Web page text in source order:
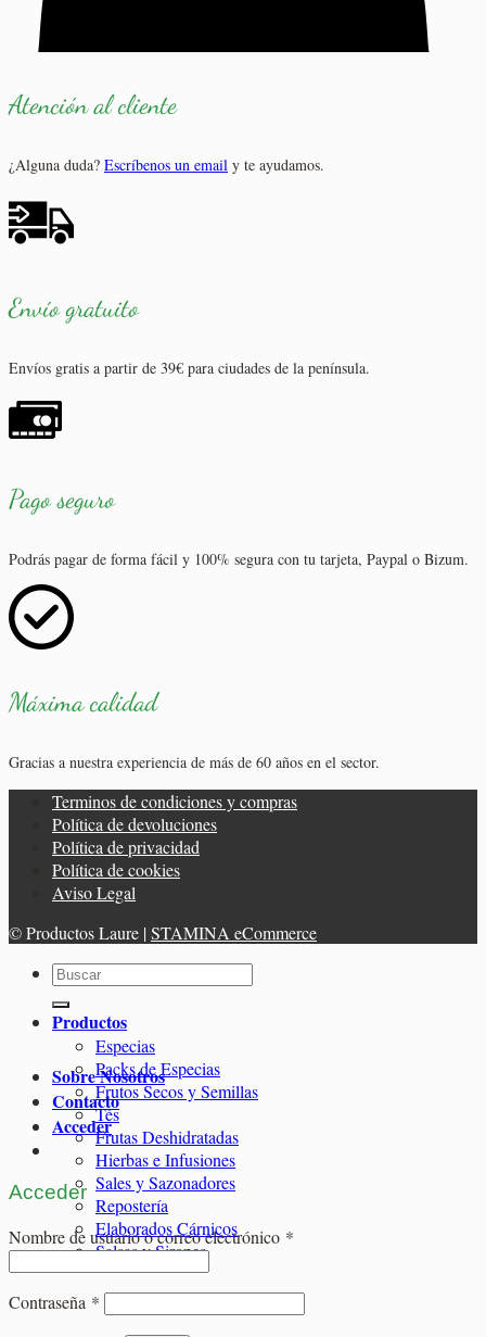
Atención al cliente
¿Alguna duda? Escríbenos un email y te ayudamos.
Envío gratuito
Envíos gratis a partir de 39€ para ciudades de la península.
Pago seguro
Podrás pagar de forma fácil y 100% segura con tu tarjeta, Paypal o Bizum.
Máxima calidad
Gracias a nuestra experiencia de más de 60 años en el sector.
Terminos de condiciones y compras
Política de devoluciones
Política de privacidad
Política de cookies
Aviso Legal
© Productos Laure |STAMINA eCommerce
Buscar
por:
Productos
Especias
Packs de Especias
Frutos Secos y Semillas
Tés
Frutas Deshidratadas
Hierbas e Infusiones
Sales y Sazonadores
Repostería
Elaborados Cárnicos
Salsas y Siropes
Sobre Nosotros
Contacto
Acceder
Acceder
Nombre de usuario o correo electrónico *
Contraseña * Obligatorio